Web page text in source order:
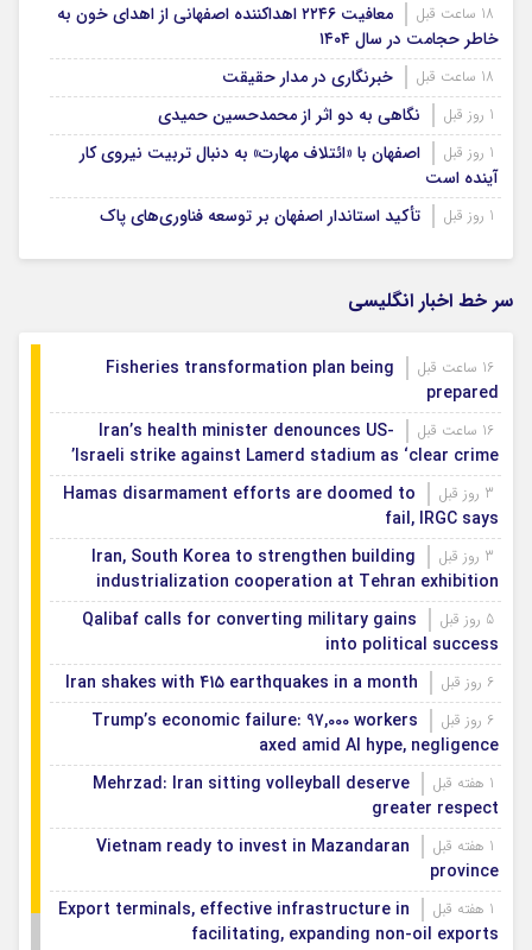
معافیت ۲۲۴۶ اهداکننده اصفهانی از اهدای خون به
خاطر حجامت در سال ۱۴۰۴
خبرنگاری در مدار حقیقت
نگاهی به دو اثر از محمدحسین حمیدی
اصفهان با «ائتلاف مهارت» به دنبال تربیت نیروی کار
آینده است
تأکید استاندار اصفهان بر توسعه فناوری‌های پاک
سر خط اخبار انگلیسی
Fisheries transformation plan being
prepared
Iran’s health minister denounces US-
Israeli strike against Lamerd stadium as ‘clear crime’
Hamas disarmament efforts are doomed to
fail, IRGC says
Iran, South Korea to strengthen building
industrialization cooperation at Tehran exhibition
Qalibaf calls for converting military gains
into political success
Iran shakes with 415 earthquakes in a month
Trump’s economic failure: 97,000 workers
axed amid AI hype, negligence
Mehrzad: Iran sitting volleyball deserve
greater respect
Vietnam ready to invest in Mazandaran
province
Export terminals, effective infrastructure in
facilitating, expanding non-oil exports